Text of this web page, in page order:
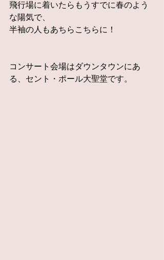
飛行場に着いたらもうすでに春のよう
な陽気で、
半袖の人もあちらこちらに！
コンサート会場はダウンタウンにあ
る、セント・ポール大聖堂です。